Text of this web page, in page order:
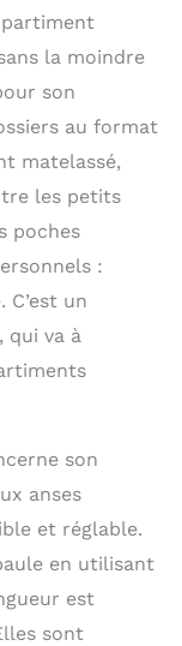
la moindre
son
au format
matelassé,
les petits
poches
:
un
qui va à
son
anses
et réglable.
en utilisant
est
sont